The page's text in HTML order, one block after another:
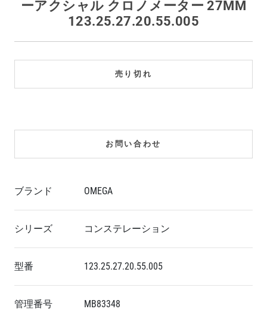
保証とメンテナンス
ーアクシャル クロノメーター 27MM
123.25.27.20.55.005
売り切れ
お問い合わせ
ブランド OMEGA
シリーズ コンステレーション
型番 123.25.27.20.55.005
管理番号 MB83348